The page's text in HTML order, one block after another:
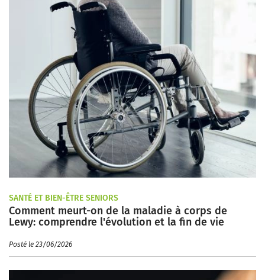
SANTÉ ET BIEN-ÊTRE SENIORS
Comment meurt-on de la maladie à corps de
Lewy: comprendre l'évolution et la fin de vie
Posté le 23/06/2026